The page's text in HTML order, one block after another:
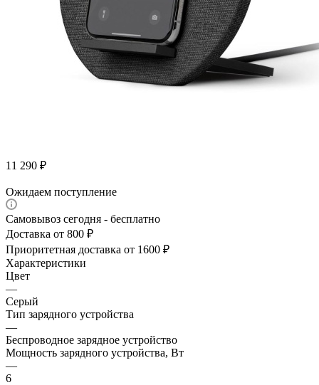
11 290 ₽
Ожидаем поступление
Самовывоз сегодня - бесплатно
Доставка от 800 ₽
Приоритетная доставка от 1600 ₽
Характеристики
Цвет
—
Серый
Тип зарядного устройства
—
Беспроводное зарядное устройство
Мощность зарядного устройства, Вт
—
6